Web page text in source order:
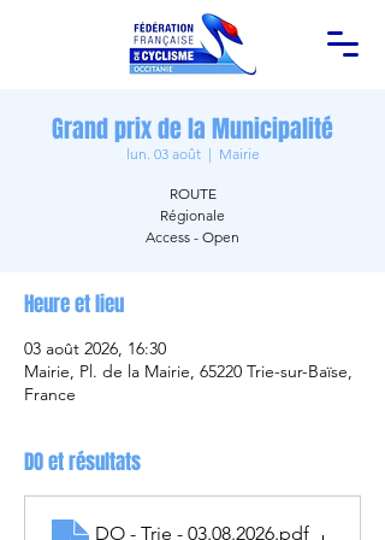
Grand prix de la Municipalité
lun. 03 août
  |
Mairie
ROUTE
Régionale
Access - Open
Heure et lieu
03 août 2026, 16:30
Mairie, Pl. de la Mairie, 65220 Trie-sur-Baïse,
France
DO et résultats
DO - Trie - 03.08.2026.pdf